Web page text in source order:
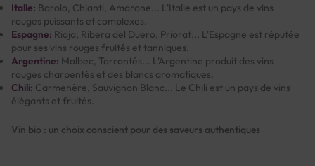
Italie: Barolo, Chianti, Amarone... L'Italie est un pays de vins
rouges puissants et complexes.
Espagne: Rioja, Ribera del Duero, Priorat... L'Espagne est réputée
pour ses vins rouges fruités et tanniques.
Argentine: Malbec, Torrontés... L'Argentine produit des vins
rouges charpentés et des blancs aromatiques.
Chili: Carmenère, Sauvignon Blanc... Le Chili est un pays de vins
élégants et fruités.
Vin bio : un choix conscient pour des saveurs authentiques